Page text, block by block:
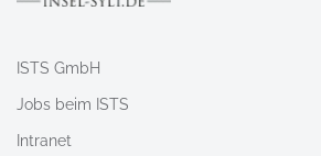
ISTS GmbH
Jobs beim ISTS
Intranet